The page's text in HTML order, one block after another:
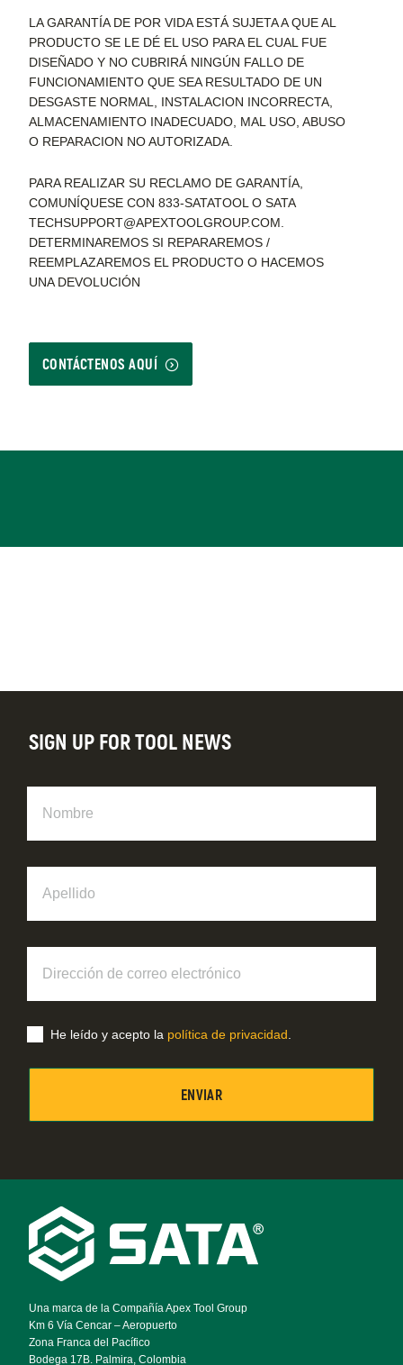
LA GARANTÍA DE POR VIDA ESTÁ SUJETA A QUE AL
PRODUCTO SE LE DÉ EL USO PARA EL CUAL FUE
DISEÑADO Y NO CUBRIRÁ NINGÚN FALLO DE
FUNCIONAMIENTO QUE SEA RESULTADO DE UN
DESGASTE NORMAL, INSTALACION INCORRECTA,
ALMACENAMIENTO INADECUADO, MAL USO, ABUSO
O REPARACION NO AUTORIZADA.
PARA REALIZAR SU RECLAMO DE GARANTÍA,
COMUNÍQUESE CON 833-SATATOOL O SATA
TECHSUPPORT@APEXTOOLGROUP.COM.
DETERMINAREMOS SI REPARAREMOS /
REEMPLAZAREMOS EL PRODUCTO O HACEMOS
UNA DEVOLUCIÓN
CONTÁCTENOS AQUÍ
Footer
Navigation
Una marca de la Compañía Apex Tool Group
Km 6 Vía Cencar – Aeropuerto
Zona Franca del Pacífico
Bodega 17B. Palmira, Colombia
SIGN UP FOR TOOL NEWS
correo
electrónico
He leído y acepto la política de privacidad